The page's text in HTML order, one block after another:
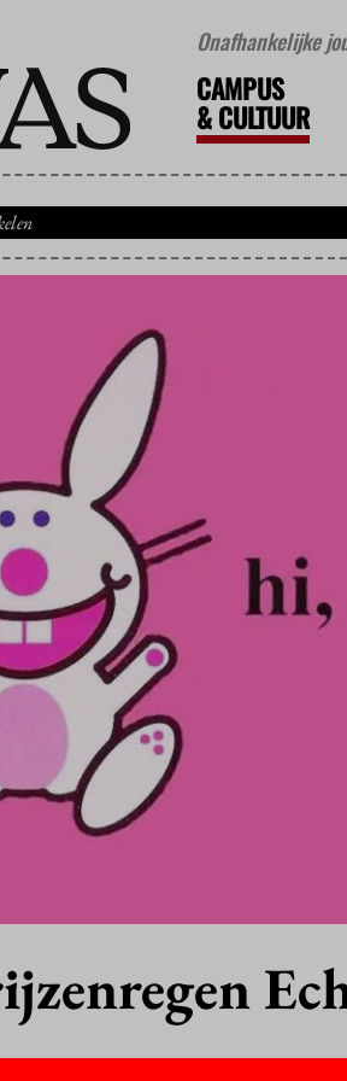
Onafhankelijke
CAMPUS
&CULTUUR